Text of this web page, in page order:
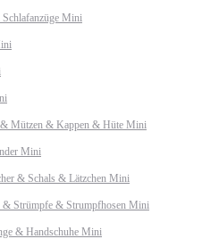
Mini
& Mützen & Kappen & Hüte Mini
Mini
& Schals & Lätzchen Mini
& Strümpfe & Strumpfhosen Mini
& Handschuhe Mini